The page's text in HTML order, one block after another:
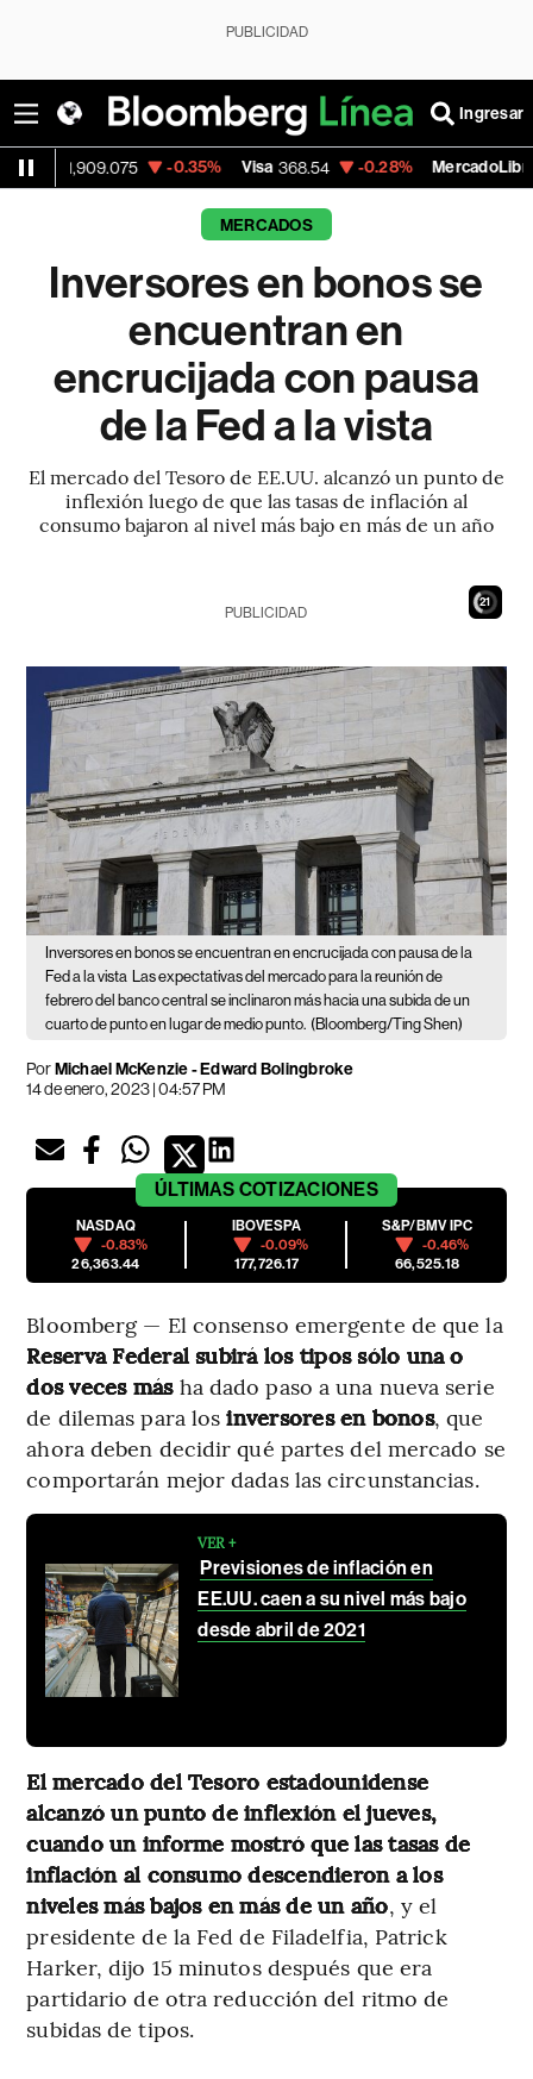
PUBLICIDAD
Ingresar
-0.35% Visa 368.54 -0.28% MercadoLibre 1,924.95
MERCADOS
Inversores en bonos se
encuentran en
encrucijada con pausa
de la Fed a la vista
El mercado del Tesoro de EE.UU. alcanzó un punto de
inflexión luego de que las tasas de inflación al
consumo bajaron al nivel más bajo en más de un año
19
PUBLICIDAD
Inversores en bonos se encuentran en encrucijada con pausa de la
Fed a la vista Las expectativas del mercado para la reunión de
febrero del banco central se inclinaron más hacia una subida de un
cuarto de punto en lugar de medio punto. (Bloomberg/Ting Shen)
PorMichael McKenzie - Edward Bolingbroke
14 de enero, 2023 | 04:57 PM
ÚLTIMAS COTIZACIONES
NASDAQ
-0.83%
26,363.44
IBOVESPA
-0.09%
177,726.17
S&P/BMV IPC
-0.46%
66,525.18
Bloomberg — El consenso emergente de que la
Reserva Federal subirá los tipos sólo una o
dos veces másha dado paso a una nueva serie
de dilemas para losinversores en bonos, que
ahora deben decidir qué partes del mercado se
comportarán mejor dadas las circunstancias.
VER +
Previsiones de inflación en
EE.UU. caen a su nivel más bajo
desde abril de 2021
El mercado del Tesoro estadounidense
alcanzó un punto de inflexión el jueves,
cuando un informe mostró que las tasas de
inflación al consumo descendieron a los
niveles más bajos en más de un año, y el
presidente de la Fed de Filadelfia, Patrick
Harker, dijo 15 minutos después que era
partidario de otra reducción del ritmo de
subidas de tipos.